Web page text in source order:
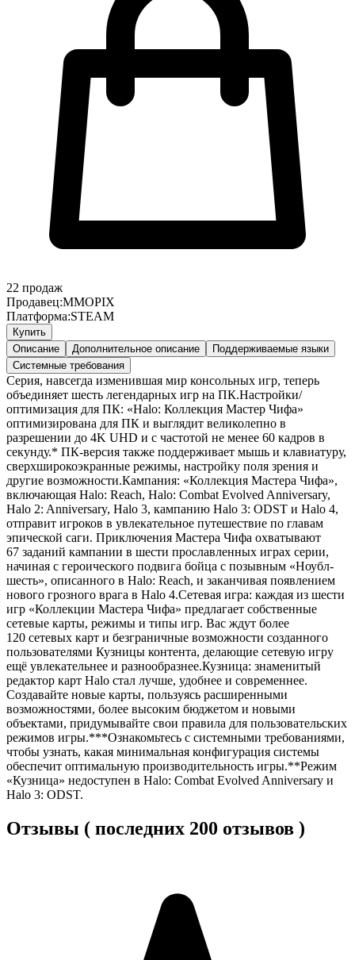
22 продаж
Продавец:MMOPIX
Платформа:STEAM
Купить
Описание
Дополнительное описание
Поддерживаемые языки
Системные требования
Серия, навсегда изменившая мир консольных игр, теперь
объединяет шесть легендарных игр на ПК.Настройки/
оптимизация для ПК: «Halo: Коллекция Мастер Чифа»
оптимизирована для ПК и выглядит великолепно в
разрешении до 4K UHD и с частотой не менее 60 кадров в
секунду.* ПК-версия также поддерживает мышь и клавиатуру,
сверхширокоэкранные режимы, настройку поля зрения и
другие возможности.Кампания: «Коллекция Мастера Чифа»,
включающая Halo: Reach, Halo: Combat Evolved Anniversary,
Halo 2: Anniversary, Halo 3, кампанию Halo 3: ODST и Halo 4,
отправит игроков в увлекательное путешествие по главам
эпической саги. Приключения Мастера Чифа охватывают
67 заданий кампании в шести прославленных играх серии,
начиная с героического подвига бойца с позывным «Ноубл-
шесть», описанного в Halo: Reach, и заканчивая появлением
нового грозного врага в Halo 4.Сетевая игра: каждая из шести
игр «Коллекции Мастера Чифа» предлагает собственные
сетевые карты, режимы и типы игр. Вас ждут более
120 сетевых карт и безграничные возможности созданного
пользователями Кузницы контента, делающие сетевую игру
ещё увлекательнее и разнообразнее.Кузница: знаменитый
редактор карт Halo стал лучше, удобнее и современнее.
Создавайте новые карты, пользуясь расширенными
возможностями, более высоким бюджетом и новыми
объектами, придумывайте свои правила для пользовательских
режимов игры.***Ознакомьтесь с системными требованиями,
чтобы узнать, какая минимальная конфигурация системы
обеспечит оптимальную производительность игры.**Режим
«Кузница» недоступен в Halo: Combat Evolved Anniversary и
Halo 3: ODST.
Отзывы ( последних 200 отзывов )